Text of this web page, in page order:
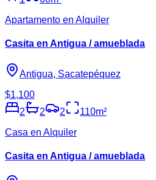
Apartamento en Alquiler
Casita en Antigua / amueblada
Antigua, Sacatepéquez
$1,100
2
2 2 110m²
Casa en Alquiler
Casita en Antigua / amueblada